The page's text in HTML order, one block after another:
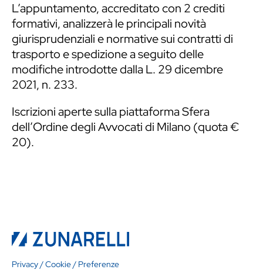
L’appuntamento, accreditato con 2 crediti
formativi, analizzerà le principali novità
giurisprudenziali e normative sui contratti di
trasporto e spedizione a seguito delle
modifiche introdotte dalla L. 29 dicembre
2021, n. 233.
Iscrizioni aperte sulla piattaforma Sfera
dell’Ordine degli Avvocati di Milano (quota €
20).
Privacy/Cookie/ Preferenze